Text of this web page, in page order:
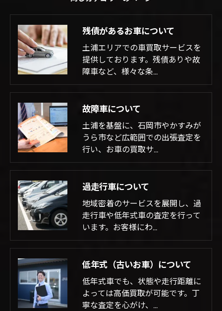
残債があるお車について
土浦エリアでの車買取サービスを
提供しております。残債ありや故
障車など、様々な条…
故障車について
土浦を基盤に、石岡市やかすみが
うら市など広範囲での出張査定を
行い、お車の買取サ…
過走行車について
地域密着のサービスを展開し、過
走行車や低年式車の査定を行って
います。お客様にわ…
低年式（古いお車）について
低年式車でも、状態や走行距離に
よっては高価買取が可能です。丁
寧な査定を心がけ、…